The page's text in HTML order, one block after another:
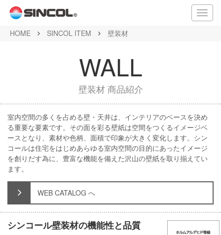
メ
ニ
HOME SINCOL ITEM 壁装材
WALL
壁装材 商品紹介
室内空間の多くを占める壁・天井は、インテリアのベースを決め
る重要な要素です。その面を彩る壁紙は空間をつくるイメージベ
ースとなり、素材や色柄、面積で印象が大きく変化します。シン
コールは住宅をはじめあらゆる室内空間の目的にあったイメージ
を創りだす為に、豊富な機能を備えた沢山の壁紙を取り揃えてい
ます。
WEB CATALOG へ
シンコール壁装材の機能性と品質